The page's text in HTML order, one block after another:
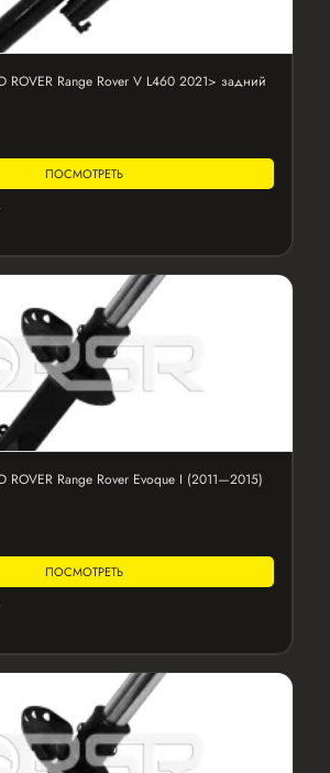
ROVER Range Rover V L460 2021> задний
ПОСМОТРЕТЬ
ROVER Range Rover Evoque I (2011—2015)
ПОСМОТРЕТЬ